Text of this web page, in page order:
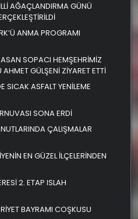
AĞAÇLANDIRMA GÜNÜ
ANMA PROGRAMI
SOPACI HEMŞEHRİMİZ
GÜLŞENİ ZİYARET ETTİ
SICAK ASFALT YENİLEME
SONA ERDİ
ÇALIŞMALAR
EN GÜZEL İLÇELERİNDEN
2. ETAP ISLAH
BAYRAMI COŞKUSU